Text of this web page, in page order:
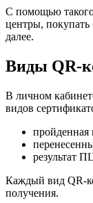
С помощью
центры,
далее.
Виды QR-
В личном
видов
пройденная
результат
Каждый вид QR-
получения.